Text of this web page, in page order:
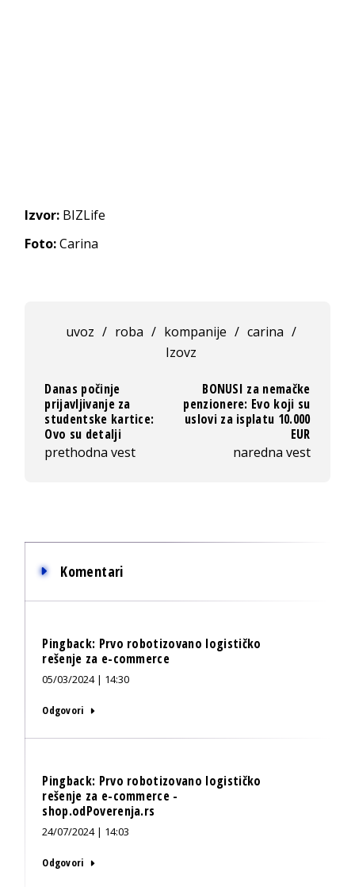
Izvor: BIZLife
Foto:Carina
uvoz / roba / kompanije / carina /
Izovz
Danas počinje
prijavljivanje za
studentske kartice:
Ovo su detalji
prethodna vest
BONUSI za nemačke
penzionere: Evo koji su
uslovi za isplatu 10.000
EUR
naredna vest
Komentari
Pingback: Prvo robotizovano logističko
rešenje za e-commerce
05/03/2024 | 14:30
Odgovori
Pingback: Prvo robotizovano logističko
rešenje za e-commerce -
shop.odPoverenja.rs
24/07/2024 | 14:03
Odgovori